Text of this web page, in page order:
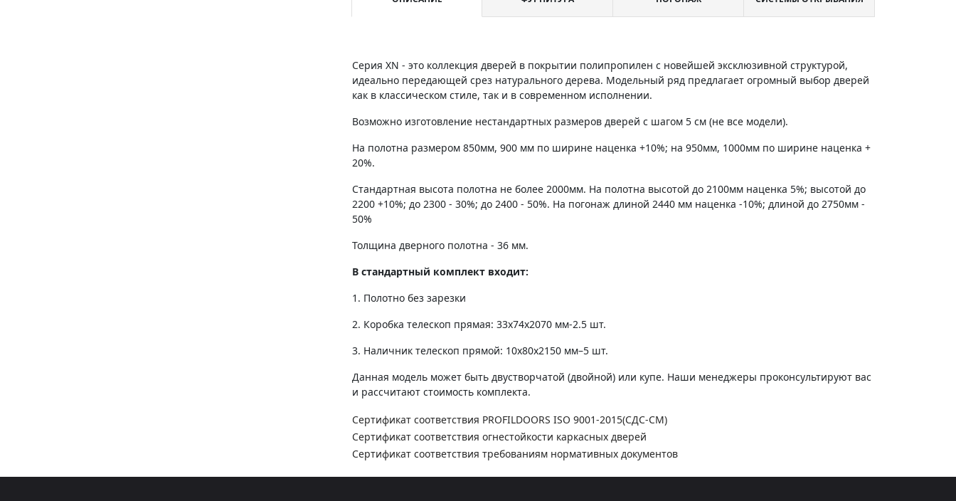
Серия XN - это коллекция дверей в покрытии полипропилен с новейшей эксклюзивной структурой,
идеально передающей срез натурального дерева. Модельный ряд предлагает огромный выбор дверей
как в классическом стиле, так и в современном исполнении.
Возможно изготовление нестандартных размеров дверей с шагом 5 см (не все модели).
На полотна размером 850мм, 900 мм по ширине наценка +10%; на 950мм, 1000мм по ширине наценка +
20%.
Стандартная высота полотна не более 2000мм. На полотна высотой до 2100мм наценка 5%; высотой до
2200 +10%; до 2300 - 30%; до 2400 - 50%. На погонаж длиной 2440 мм наценка -10%; длиной до 2750мм -
50%
Толщина дверного полотна - 36 мм.
В стандартный комплект входит:
1. Полотно без зарезки
2. Коробка телескоп прямая: 33х74х2070 мм-2.5 шт.
3. Наличник телескоп прямой: 10х80х2150 мм–5 шт.
Данная модель может быть двустворчатой (двойной) или купе. Наши менеджеры проконсультируют вас
и рассчитают стоимость комплекта.
Сертификат соответствия PROFILDOORS ISO 9001-2015(СДС-СМ)
Сертификат соответствия огнестойкости каркасных дверей
Сертификат соответствия требованиям нормативных документов